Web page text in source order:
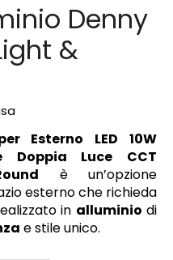
Denny
&
Esterno LED 10W
Doppia Luce CCT
è un’opzione
esterno che richieda
in alluminio di
e stile unico.